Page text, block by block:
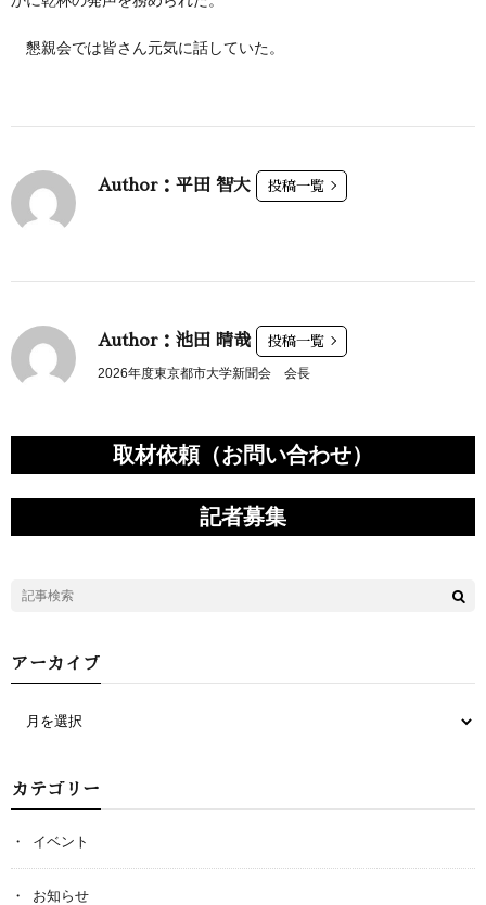
懇親会では皆さん元気に話していた。
Author：平田 智大 投稿一覧
Author：池田 晴哉 投稿一覧
2026年度東京都市大学新聞会 会長
取材依頼（お問い合わせ）
記者募集
アーカイブ
カテゴリー
イベント
お知らせ